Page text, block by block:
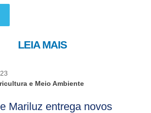
LEIA MAIS
e Meio Ambiente
Mariluz entrega novos